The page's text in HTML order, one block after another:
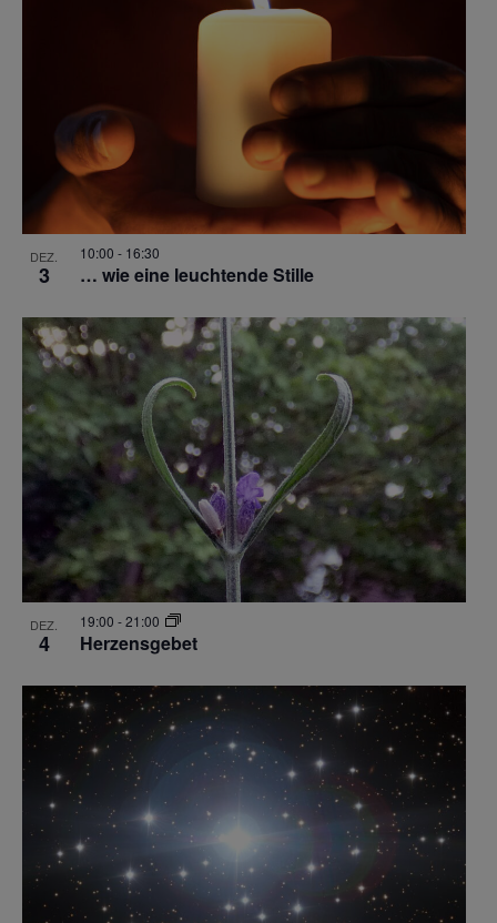
DEZ.
3 … wie eine leuchtende Stille
10:00 - 16:30
DEZ.
4 Herzensgebet
19:00 -21:00